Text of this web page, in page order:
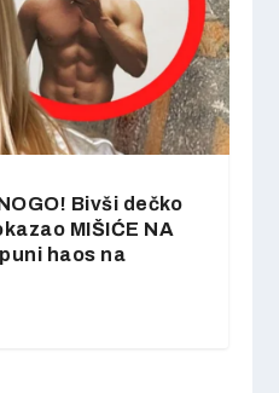
Bivši dečko
MIŠIĆE NA
haos na